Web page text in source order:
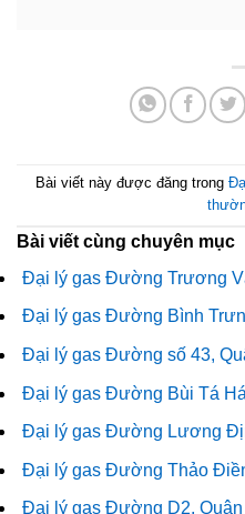
Bài viết này được đăng trong
Bài viết cùng chuyên mục
Đại lý gas Đường Trương
Đại lý gas Đường Bình
Đại lý gas Đường số 43,
Đại lý gas Đường Bùi Tá
Đại lý gas Đường Lương
Đại lý gas Đường Thảo
Đại lý gas Đường D2, Quận